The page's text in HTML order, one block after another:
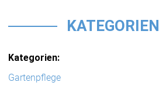
KATEGORIEN
Kategorien:
Gartenpflege